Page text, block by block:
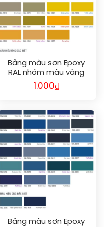
Bảng màu sơn Epoxy
RAL nhóm màu vàng
mới nhất | Chuẩn màu
quốc tế, bền đẹp cho
nghiệp
1.000₫
Bảng màu sơn Epoxy